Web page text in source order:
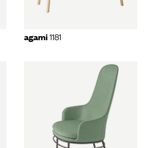
agami1181